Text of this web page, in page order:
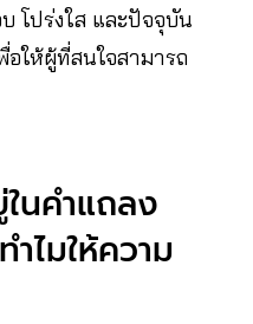
โปร่งใส และปัจจุบัน
ให้ผู้ที่สนใจสามารถ
นคำแถลง
ไมให้ความ